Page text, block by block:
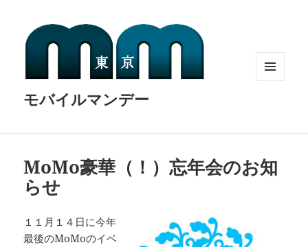
モバイルマンデー
MoMo豪華（！）忘年会のお知
らせ
１１月１４日に今年
最後のMoMoのイベ